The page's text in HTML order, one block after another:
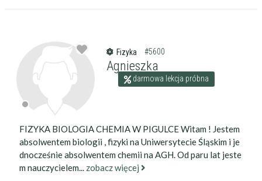
Fizyka #5600
Agnieszka
darmowa lekcja próbna
FIZYKA BIOLOGIA CHEMIA W PIGULCE Witam ! Jestem
absolwentem biologii , fizyki na Uniwersytecie Śląskim i je
dnocześnie absolwentem chemii na AGH. Od paru lat jeste
m nauczycielem... zobacz więcej